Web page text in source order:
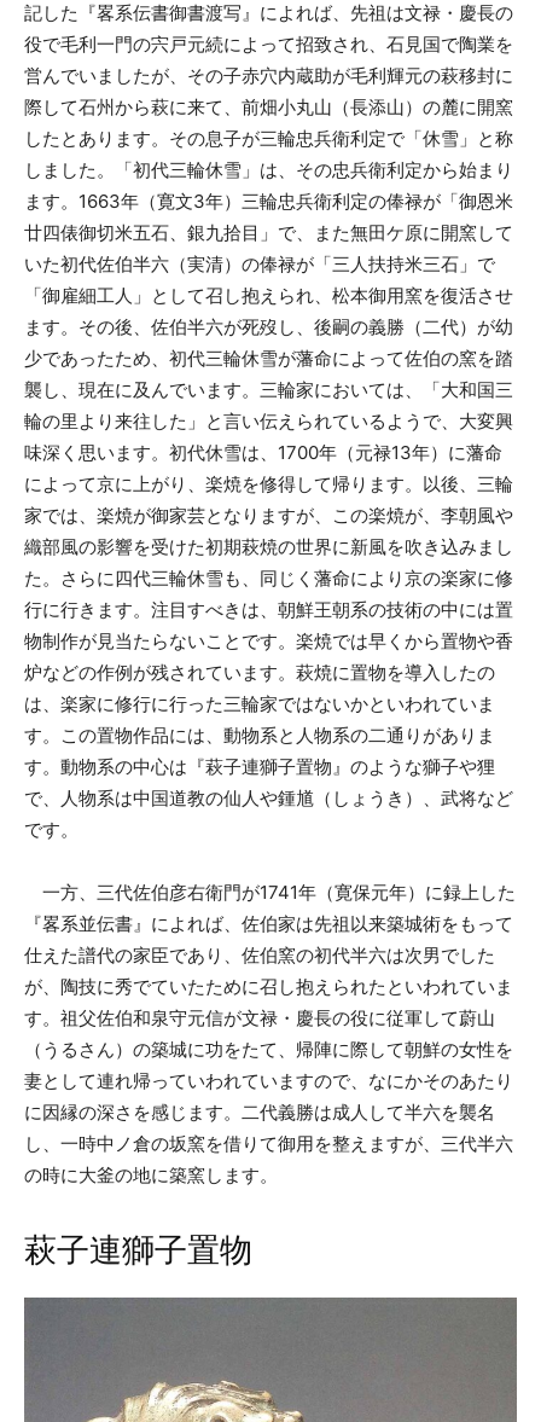
記した『畧系伝書御書渡写』によれば、先祖は文禄・慶長の
役で毛利一門の宍戸元続によって招致され、石見国で陶業を
営んでいましたが、その子赤穴内蔵助が毛利輝元の萩移封に
際して石州から萩に来て、前畑小丸山（長添山）の麓に開窯
したとあります。その息子が三輪忠兵衛利定で「休雪」と称
しました。「初代三輪休雪」は、その忠兵衛利定から始まり
ます。1663年（寛文3年）三輪忠兵衛利定の俸禄が「御恩米
廿四俵御切米五石、銀九拾目」で、また無田ケ原に開窯して
いた初代佐伯半六（実清）の俸禄が「三人扶持米三石」で
「御雇細工人」として召し抱えられ、松本御用窯を復活させ
ます。その後、佐伯半六が死歿し、後嗣の義勝（二代）が幼
少であったため、初代三輪休雪が藩命によって佐伯の窯を踏
襲し、現在に及んでいます。三輪家においては、「大和国三
輪の里より来往した」と言い伝えられているようで、大変興
味深く思います。初代休雪は、1700年（元禄13年）に藩命
によって京に上がり、楽焼を修得して帰ります。以後、三輪
家では、楽焼が御家芸となりますが、この楽焼が、李朝風や
織部風の影響を受けた初期萩焼の世界に新風を吹き込みまし
た。さらに四代三輪休雪も、同じく藩命により京の楽家に修
行に行きます。注目すべきは、朝鮮王朝系の技術の中には置
物制作が見当たらないことです。楽焼では早くから置物や香
炉などの作例が残されています。萩焼に置物を導入したの
は、楽家に修行に行った三輪家ではないかといわれていま
す。この置物作品には、動物系と人物系の二通りがありま
す。動物系の中心は『萩子連獅子置物』のような獅子や狸
で、人物系は中国道教の仙人や鍾馗（しょうき）、武将など
です。
一方、三代佐伯彦右衛門が1741年（寛保元年）に録上した
『畧系並伝書』によれば、佐伯家は先祖以来築城術をもって
仕えた譜代の家臣であり、佐伯窯の初代半六は次男でした
が、陶技に秀でていたために召し抱えられたといわれていま
す。祖父佐伯和泉守元信が文禄・慶長の役に従軍して蔚山
（うるさん）の築城に功をたて、帰陣に際して朝鮮の女性を
妻として連れ帰っていわれていますので、なにかそのあたり
に因縁の深さを感じます。二代義勝は成人して半六を襲名
し、一時中ノ倉の坂窯を借りて御用を整えますが、三代半六
の時に大釜の地に築窯します。
萩子連獅子置物